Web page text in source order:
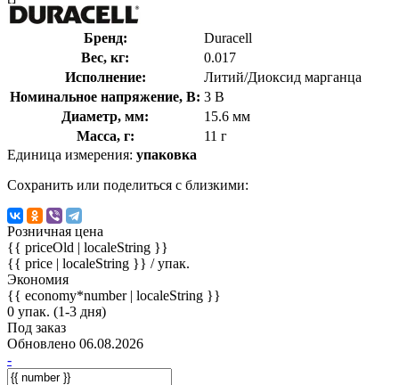
Бренд:
Duracell
Вес, кг:
0.017
Исполнение:
Литий/Диоксид марганца
Номинальное напряжение, В: 3 В
Диаметр, мм:
15.6 мм
Масса, г:
11 г
Единица измерения: упаковка
Сохранить или поделиться с близкими:
Розничная цена
{{ priceOld | localeString }}
{{ price | localeString }} / упак.
Экономия
{{ economy*number | localeString }}
0 упак. (1-3 дня)
Под заказ
Обновлено 06.08.2026
-